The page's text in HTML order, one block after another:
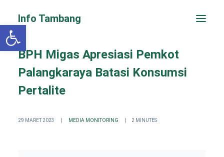
Info Tambang
BPH Migas Apresiasi Pemkot
Palangkaraya Batasi Konsumsi
Pertalite
29 MARET 2023 MEDIA MONITORING 2 MINUTES
Open toolbar